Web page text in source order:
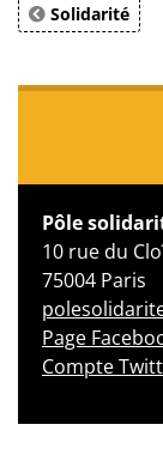
Solidarité
Pôle
10 rue du
75004 Paris
Page
Compte